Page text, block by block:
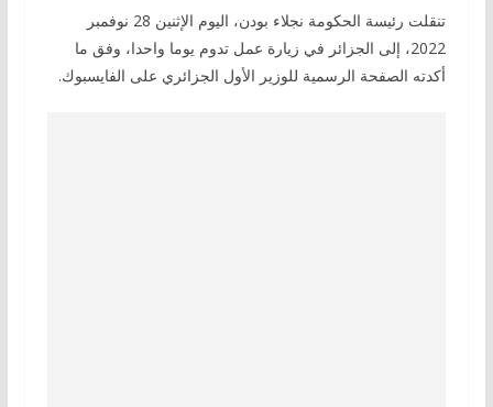
تنقلت رئيسة الحكومة نجلاء بودن، اليوم الإثنين 28 نوفمبر
2022، إلى الجزائر في زيارة عمل تدوم يوما واحدا، وفق ما
أكدته الصفحة الرسمية للوزير الأول الجزائري على الفايسبوك.